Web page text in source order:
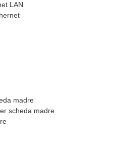
LAN
madre
scheda madre